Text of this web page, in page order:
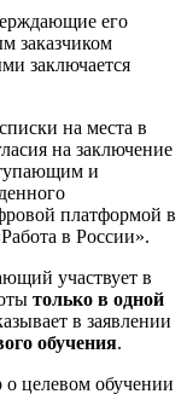
его
заказчиком
заключается
на места в
на заключение
и
платформой в
в России».
участвует в
только в одной
в заявлении
обучения.
целевом обучении